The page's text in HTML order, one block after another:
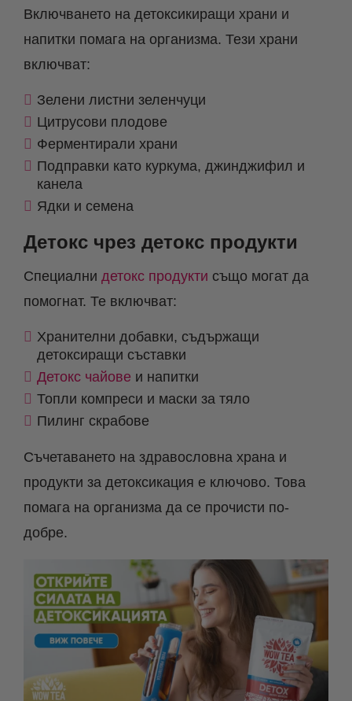
Включването на детоксикиращи храни и
напитки помага на организма. Тези храни
включват:
Зелени листни зеленчуци
Цитрусови плодове
Ферментирали храни
Подправки като куркума, джинджифил и
канела
Ядки и семена
Детокс чрез детокс продукти
Специални детокс продукти също могат да
помогнат. Те включват:
Хранителни добавки, съдържащи
детоксиращи съставки
Детокс чайове и напитки
Топли компреси и маски за тяло
Пилинг скрабове
Съчетаването на здравословна храна и
продукти за детоксикация е ключово. Това
помага на организма да се прочисти по-
добре.